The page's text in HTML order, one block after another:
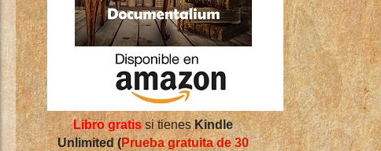
Libro gratissi tienesKindle
Unlimited (Prueba gratuita de 30